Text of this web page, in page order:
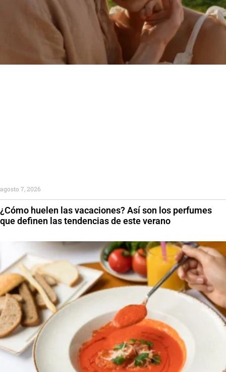
¿Cómo huelen las vacaciones? Así son los perfumes
que definen las tendencias de este verano
agosto 7, 2026